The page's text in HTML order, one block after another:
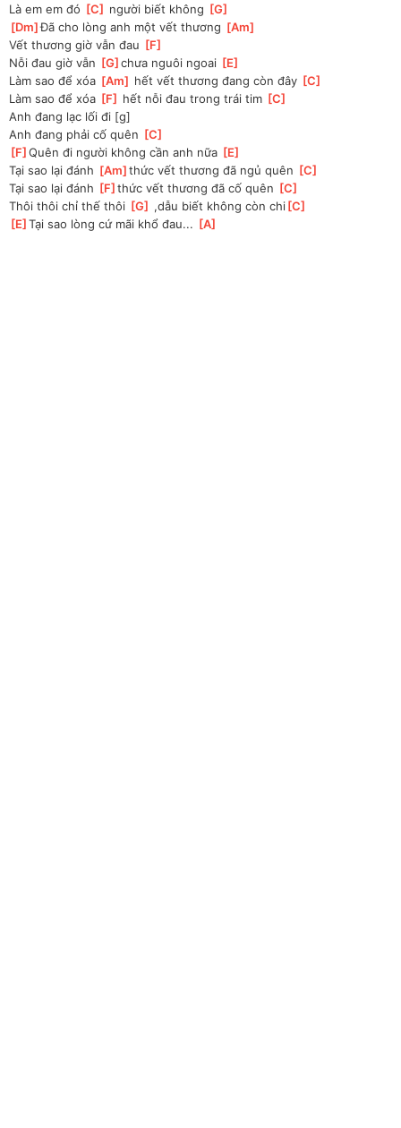
Là em em đó [C người biết không [G
[Dm ]
Đã cho lòng anh một vết thương [Am
Vết thương giờ vẫn đau [F
Nỗi đau giờ vẫn [G ]
chưa nguôi ngoai [E
Làm sao để xóa [Am hết vết thương đang còn đây [C
Làm sao để xóa [F hết nỗi đau trong trái tim [C
Anh đang lạc lối đi [g]
Anh đang phải cố quên [C
[F ]
Quên đi người không cần anh nữa [E
Tại sao lại đánh [Am ]thức vết thương đã ngủ quên [C
Tại sao lại đánh [F ]thức vết thương đã cố quên [C
Thôi thôi chỉ thế thôi [G ,dẫu biết không còn chi[C
[E ]
Tại sao lòng cứ mãi khổ đau... [A